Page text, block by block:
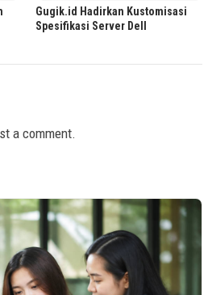
Gugik.id Hadirkan Kustomisasi
Spesifikasi Server Dell
a comment.